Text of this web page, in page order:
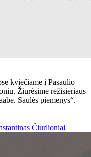
kviečiame į Pasaulio
Žiūrėsime režisieriaus
Saulės piemenys“.
Čiurlioniai